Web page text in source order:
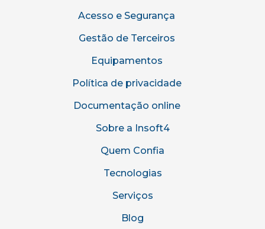
Acesso e Segurança
Gestão de Terceiros
Equipamentos
Política de privacidade
Documentação online
Sobre a Insoft4
Quem Confia
Tecnologias
Serviços
Blog